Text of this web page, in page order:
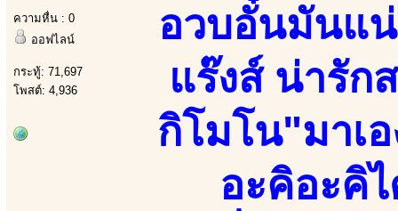
ความหื่น : 0
ออฟไลน์
กระทู้: 71,697
โพสต์: 4,936
อวบอั๋นมันแ
แร๊งส์ น่ารัก
กิโมโน"มาเอ
อะคิอะคิ